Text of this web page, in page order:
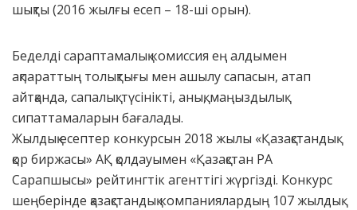
шықты (2016 жылғы есеп – 18-ші орын).
Беделді сараптамалық комиссия ең алдымен
ақпараттың толықтығы мен ашылу сапасын, атап
айтқанда, сапалық: түсінікті, анық, маңыздылық
сипаттамаларын бағалады.
Жылдық есептер конкурсын 2018 жылы «Қазақстандық
қор биржасы» АҚ қолдауымен «Қазақстан РА
Сарапшысы» рейтингтік агенттігі жүргізді. Конкурс
шеңберінде қазақстандық компаниялардың 107 жылдық